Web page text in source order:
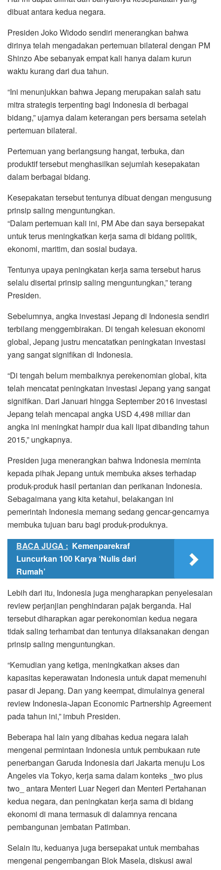
dibuat antara kedua negara.
Presiden Joko Widodo sendiri menerangkan bahwa
dirinya telah mengadakan pertemuan bilateral dengan PM
Shinzo Abe sebanyak empat kali hanya dalam kurun
waktu kurang dari dua tahun.
“Ini menunjukkan bahwa Jepang merupakan salah satu
mitra strategis terpenting bagi Indonesia di berbagai
bidang,” ujarnya dalam keterangan pers bersama setelah
pertemuan bilateral.
Pertemuan yang berlangsung hangat, terbuka, dan
produktif tersebut menghasilkan sejumlah kesepakatan
dalam berbagai bidang.
Kesepakatan tersebut tentunya dibuat dengan mengusung
prinsip saling menguntungkan.
“Dalam pertemuan kali ini, PM Abe dan saya bersepakat
untuk terus meningkatkan kerja sama di bidang politik,
ekonomi, maritim, dan sosial budaya.
Tentunya upaya peningkatan kerja sama tersebut harus
selalu disertai prinsip saling menguntungkan,” terang
Presiden.
Sebelumnya, angka investasi Jepang di Indonesia sendiri
terbilang menggembirakan. Di tengah kelesuan ekonomi
global, Jepang justru mencatatkan peningkatan investasi
yang sangat signifikan di Indonesia.
“Di tengah belum membaiknya perekenomian global, kita
telah mencatat peningkatan investasi Jepang yang sangat
signifikan. Dari Januari hingga September 2016 investasi
Jepang telah mencapai angka USD 4,498 miliar dan
angka ini meningkat hampir dua kali lipat dibanding tahun
2015,” ungkapnya.
Presiden juga menerangkan bahwa Indonesia meminta
kepada pihak Jepang untuk membuka akses terhadap
produk-produk hasil pertanian dan perikanan Indonesia.
Sebagaimana yang kita ketahui, belakangan ini
pemerintah Indonesia memang sedang gencar-gencarnya
membuka tujuan baru bagi produk-produknya.
BACA JUGA : Kemenparekraf
Luncurkan 100 Karya ‘Nulis dari
Rumah’
Lebih dari itu, Indonesia juga mengharapkan penyelesaian
review perjanjian penghindaran pajak berganda. Hal
tersebut diharapkan agar perekonomian kedua negara
tidak saling terhambat dan tentunya dilaksanakan dengan
prinsip saling menguntungkan.
“Kemudian yang ketiga, meningkatkan akses dan
kapasitas keperawatan Indonesia untuk dapat memenuhi
pasar di Jepang. Dan yang keempat, dimulainya general
review Indonesia-Japan Economic Partnership Agreement
pada tahun ini,” imbuh Presiden.
Beberapa hal lain yang dibahas kedua negara ialah
mengenai permintaan Indonesia untuk pembukaan rute
penerbangan Garuda Indonesia dari Jakarta menuju Los
Angeles via Tokyo, kerja sama dalam konteks _two plus
two_ antara Menteri Luar Negeri dan Menteri Pertahanan
kedua negara, dan peningkatan kerja sama di bidang
ekonomi di mana termasuk di dalamnya rencana
pembangunan jembatan Patimban.
Selain itu, keduanya juga bersepakat untuk membahas
mengenai pengembangan Blok Masela, diskusi awal